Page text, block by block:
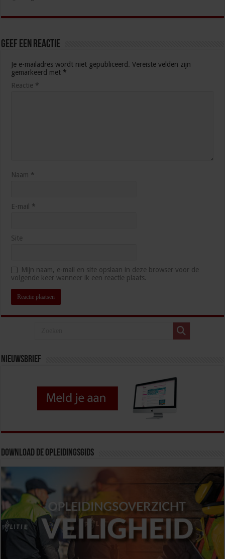
Geef een reactie
Je e-mailadres wordt niet gepubliceerd. Vereiste velden zijn
gemarkeerd met *
Reactie *
Naam *
E-mail *
Site
Mijn naam, e-mail en site opslaan in deze browser voor de
volgende keer wanneer ik een reactie plaats.
Nieuwsbrief
Download de opleidingsgids